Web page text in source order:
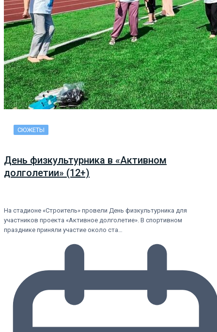
СЮЖЕТЫ
День физкультурника в «Активном
долголетии» (12+)
На стадионе «Строитель» провели День физкультурника для
участников проекта «Активное долголетие». В спортивном
празднике приняли участие около ста…